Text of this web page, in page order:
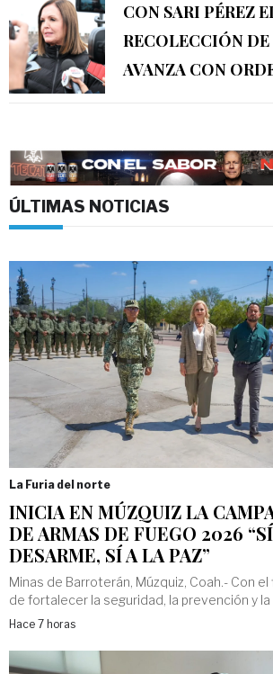
CON SARI PÉREZ
RECOLECCIÓN DE
AVANZA CON
ÚLTIMAS NOTICIAS
La Furia del norte
INICIA EN MÚZQUIZ LA
DE ARMAS DE FUEGO 2026
DESARME, SÍ A LA PAZ”
Minas de Barroterán, Múzquiz, Coah.- Con
de fortalecer la seguridad, la prevención y la
Hace 7 horas